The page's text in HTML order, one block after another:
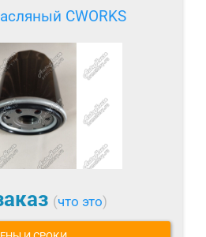
CWORKS
(что это)